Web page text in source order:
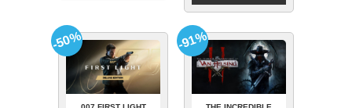
-50% -91%